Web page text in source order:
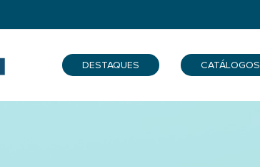
DESTAQUES CATÁLOGOS